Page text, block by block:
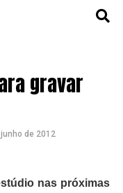
gravar
de 2012
nas próximas